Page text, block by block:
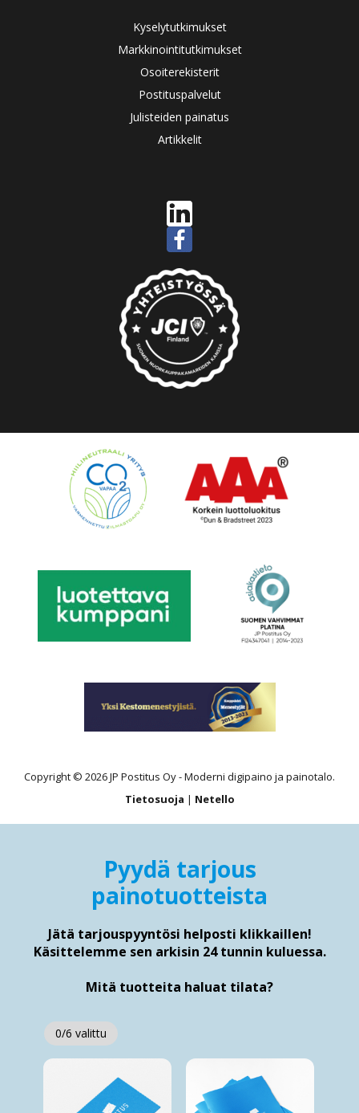
Kyselytutkimukset
Markkinointitutkimukset
Osoiterekisterit
Postituspalvelut
Julisteiden painatus
Artikkelit
Copyright © 2026 JP Postitus Oy - Moderni digipaino ja painotalo.
Tietosuoja | Netello